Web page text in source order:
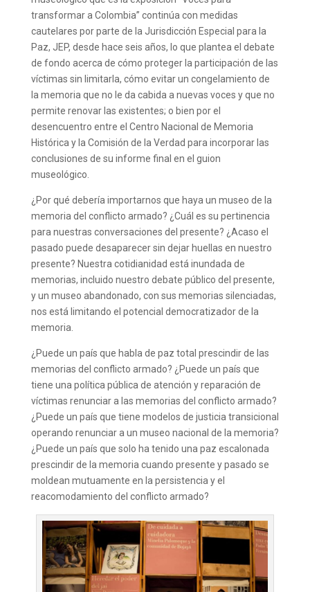
transformar a Colombia” continúa con medidas
cautelares por parte de la Jurisdicción Especial para la
Paz, JEP, desde hace seis años, lo que plantea el debate
de fondo acerca de cómo proteger la participación de las
víctimas sin limitarla, cómo evitar un congelamiento de
la memoria que no le da cabida a nuevas voces y que no
permite renovar las existentes; o bien por el
desencuentro entre el Centro Nacional de Memoria
Histórica y la Comisión de la Verdad para incorporar las
conclusiones de su informe final en el guion
museológico.
¿Por qué debería importarnos que haya un museo de la
memoria del conflicto armado? ¿Cuál es su pertinencia
para nuestras conversaciones del presente? ¿Acaso el
pasado puede desaparecer sin dejar huellas en nuestro
presente? Nuestra cotidianidad está inundada de
memorias, incluido nuestro debate público del presente,
y un museo abandonado, con sus memorias silenciadas,
nos está limitando el potencial democratizador de la
memoria.
¿Puede un país que habla de paz total prescindir de las
memorias del conflicto armado? ¿Puede un país que
tiene una política pública de atención y reparación de
víctimas renunciar a las memorias del conflicto armado?
¿Puede un país que tiene modelos de justicia transicional
operando renunciar a un museo nacional de la memoria?
¿Puede un país que solo ha tenido una paz escalonada
prescindir de la memoria cuando presente y pasado se
moldean mutuamente en la persistencia y el
reacomodamiento del conflicto armado?